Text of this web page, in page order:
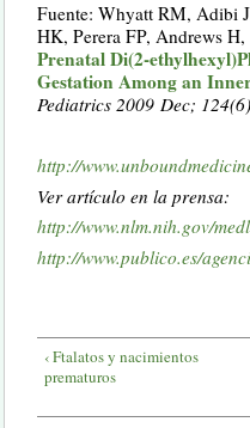
Fuente: Whyatt RM, Adibi
HK, Perera FP, Andrews
Prenatal Di(2-
Gestation Among an
Pediatrics 2009 Dec;
http://
Ver artículo en la prensa:
http://www.nlm.nih.gov/
http://www.publico.es/
‹ Ftalatos y nacimientos
prematuros